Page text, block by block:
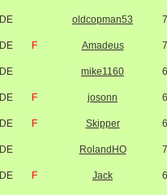
DE oldcopman53
DE F Amadeus
DE mike1160
DE F josonn
DE F Skipper
DE RolandHO
DE F Jack